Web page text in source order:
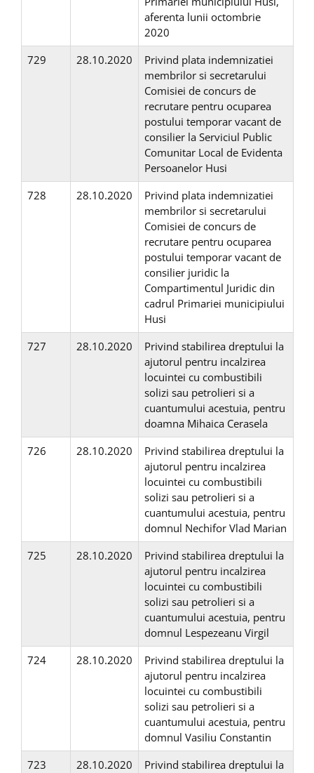
aferenta lunii octombrie
2020
729
28.10.2020
Privind plata indemnizatiei
membrilor si secretarului
Comisiei de concurs de
recrutare pentru ocuparea
postului temporar vacant de
consilier la Serviciul Public
Comunitar Local de Evidenta
Persoanelor Husi
728
28.10.2020
Privind plata indemnizatiei
membrilor si secretarului
Comisiei de concurs de
recrutare pentru ocuparea
postului temporar vacant de
consilier juridic la
Compartimentul Juridic din
cadrul Primariei municipiului
Husi
727
28.10.2020
Privind stabilirea dreptului la
ajutorul pentru incalzirea
locuintei cu combustibili
solizi sau petrolieri si a
cuantumului acestuia, pentru
doamna Mihaica Cerasela
726
28.10.2020
Privind stabilirea dreptului la
ajutorul pentru incalzirea
locuintei cu combustibili
solizi sau petrolieri si a
cuantumului acestuia, pentru
domnul Nechifor Vlad Marian
725
28.10.2020
Privind stabilirea dreptului la
ajutorul pentru incalzirea
locuintei cu combustibili
solizi sau petrolieri si a
cuantumului acestuia, pentru
domnul Lespezeanu Virgil
724
28.10.2020
Privind stabilirea dreptului la
ajutorul pentru incalzirea
locuintei cu combustibili
solizi sau petrolieri si a
cuantumului acestuia, pentru
domnul Vasiliu Constantin
723
28.10.2020
Privind stabilirea dreptului la